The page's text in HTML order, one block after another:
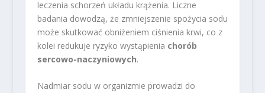
leczenia schorzeń układu krążenia. Liczne
badania dowodzą, że zmniejszenie spożycia sodu
może skutkować obniżeniem ciśnienia krwi, co z
kolei redukuje ryzyko wystąpienia chorób
sercowo-naczyniowych.
Nadmiar sodu w organizmie prowadzi do